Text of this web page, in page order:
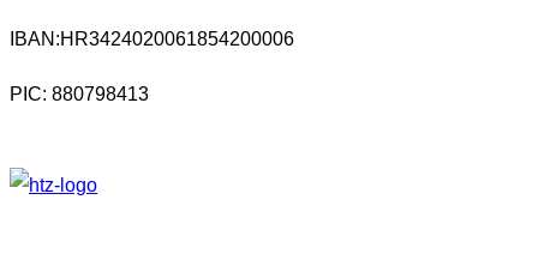
IBAN:HR3424020061854200006
PIC: 880798413